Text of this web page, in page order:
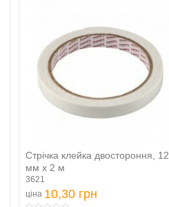
Стрічка клейка двостороння, 12
мм х 2 м
3621
ціна 10,30 грн